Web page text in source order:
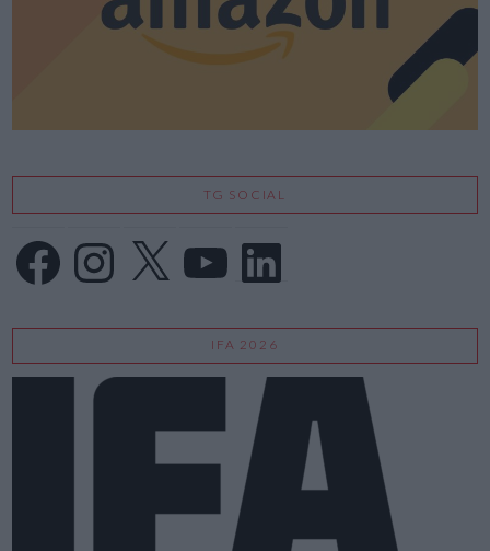
TG SOCIAL
FacebookInstagram
X LinkedIn
IFA 2026